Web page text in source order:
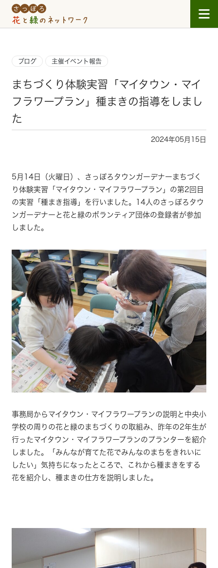
ブログ 主催イベント報告
まちづくり体験実習「マイタウン・マイ
フラワープラン」種まきの指導をしまし
た
2024年05月15日
5月14日（火曜日）、さっぽろタウンガーデナーまちづく
り体験実習「マイタウン・マイフラワープラン」の第2回目
の実習「種まき指導」を行いました。14人のさっぽろタウ
ンガーデナーと花と緑のボランティア団体の登録者が参加
しました。
事務局からマイタウン・マイフラワープランの説明と中央小
学校の周りの花と緑のまちづくりの取組み、昨年の2年生が
行ったマイタウン・マイフラワープランのプランターを紹介
しました。「みんなが育てた花でみんなのまちをきれいに
したい」気持ちになったところで、これから種まきをする
花を紹介し、種まきの仕方を説明しました。